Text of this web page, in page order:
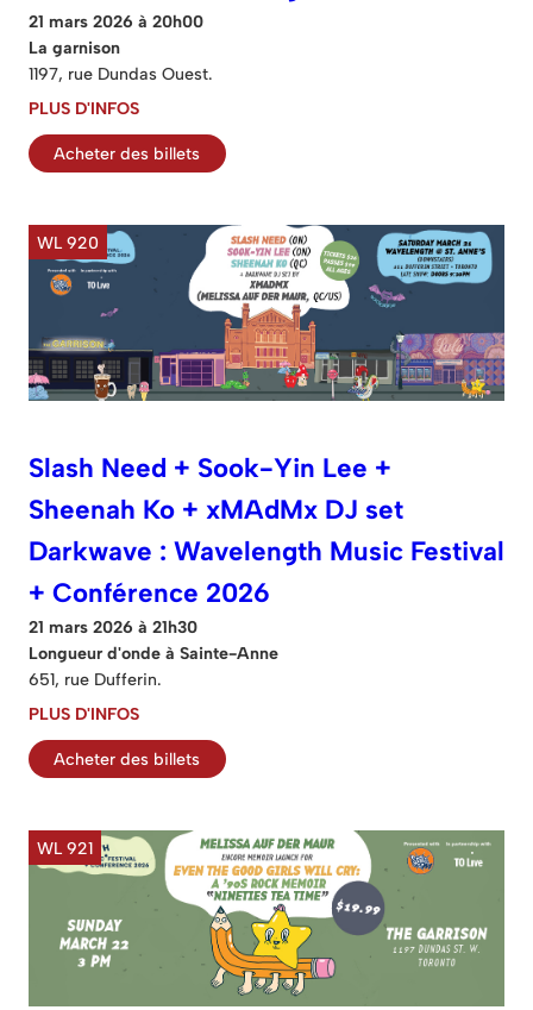
21 mars 2026 à 20h00
La garnison
1197, rue Dundas Ouest.
PLUS D'INFOS
Acheter des billets
WL 920
Slash Need + Sook-Yin Lee +
Sheenah Ko + xMAdMx DJ set
Darkwave : Wavelength Music Festival
+ Conférence 2026
21 mars 2026 à 21h30
Longueur d'onde à Sainte-Anne
651, rue Dufferin.
PLUS D'INFOS
Acheter des billets
WL 921